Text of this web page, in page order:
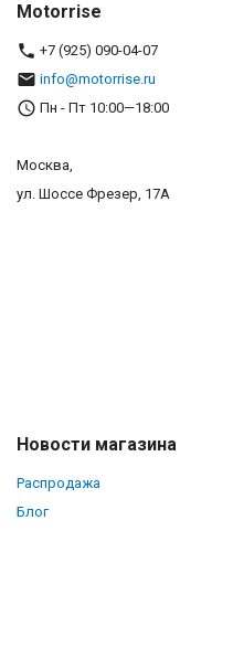
Motorrise
+7 (925) 090-04-07
info@motorrise.ru
Пн - Пт 10:00—18:00
Москва,
ул. Шоссе Фрезер, 17А
Новости магазина
Распродажа
Блог